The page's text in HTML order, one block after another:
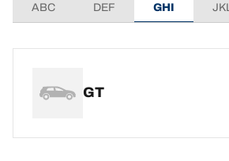
ABC DEF GHI JKL
GT